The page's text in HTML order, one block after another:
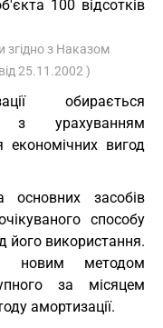
100 відсотків
згідно з Наказом
від 25.11.2002 )
обирається
з урахуванням
економічних вигод
основних засобів
способу
його використання.
новим методом
за місяцем
амортизації.